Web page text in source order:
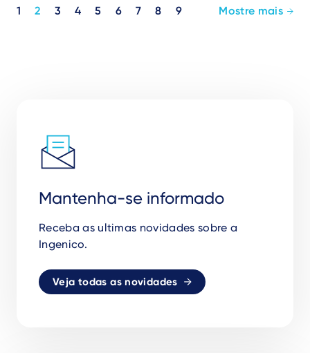
Pagination
1 2 3 4 5 6 7 8 9 Mostre mais
Mantenha-se informado
Receba as ultimas novidades sobre a
Ingenico.
Veja todas as novidades